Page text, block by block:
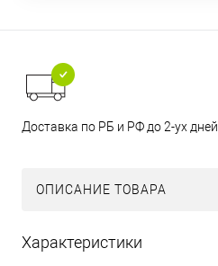
Доставка по РБ и РФ до 2-ух дней
ОПИСАНИЕ ТОВАРА
Характеристики